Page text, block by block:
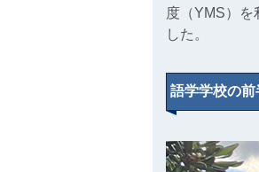
度（YMS）
した。
語学学校の